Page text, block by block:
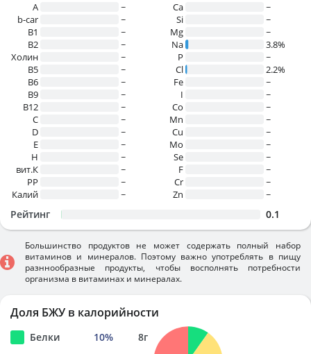
A
~
b-car
~
В1
~
B2
~
Холин
~
B5
~
B6
~
B9
~
B12
~
C
~
D
~
E
~
H
~
вит.К
~
PP
~
Калий
~
Ca
~
Si
~
Mg
~
Na
3.8%
P
~
Cl
2.2%
Fe
~
I
~
Co
~
Mn
~
Cu
~
Mo
~
Se
~
F
~
Cr
~
Zn
~
Рейтинг 0.1
Большинство продуктов не может содержать полный набор
витаминов и минералов. Поэтому важно употреблять в пищу
разннообразные продукты, чтобы восполнять потребности
организма в витаминах и минералах.
Доля БЖУ в калорийности
Белки 10% 8г